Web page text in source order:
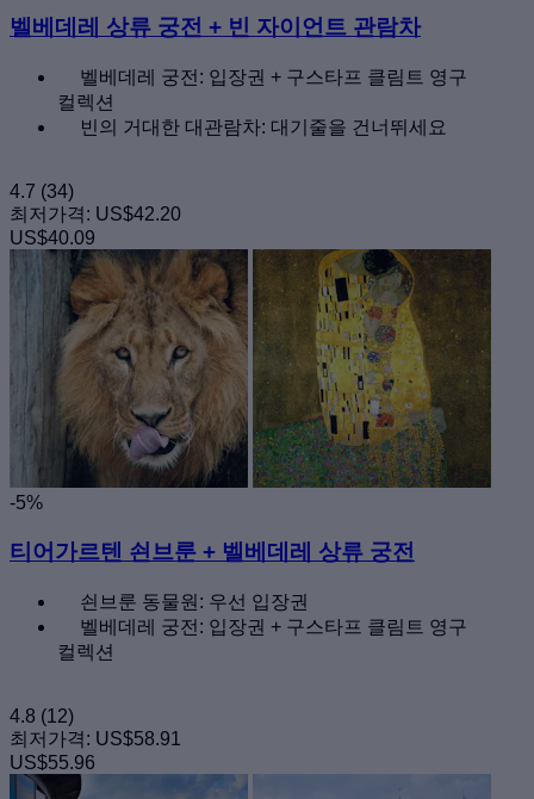
벨베데레 상류 궁전 + 빈 자이언트 관람차
벨베데레 궁전: 입장권 + 구스타프 클림트 영구
컬렉션
빈의 거대한 대관람차: 대기줄을 건너뛰세요
4.7 (34)
최저가격: US$42.20
US$40.09
-5%
티어가르텐 쇤브룬 + 벨베데레 상류 궁전
쇤브룬 동물원: 우선 입장권
벨베데레 궁전: 입장권 + 구스타프 클림트 영구
컬렉션
4.8 (12)
최저가격: US$58.91
US$55.96